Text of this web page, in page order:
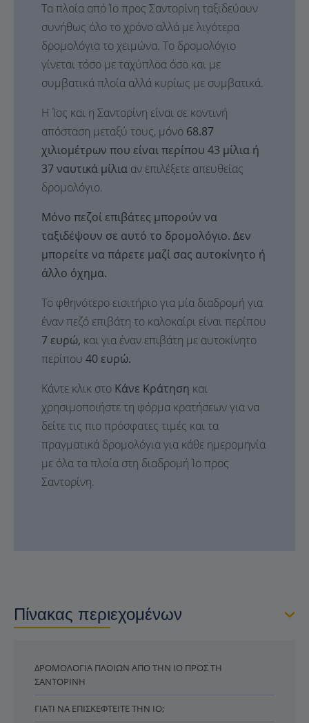
Τα πλοία από Ίο προς Σαντορίνη ταξιδεύουν
συνήθως όλο το χρόνο αλλά με λιγότερα
δρομολόγια το χειμώνα. Το δρομολόγιο
γίνεται τόσο με ταχύπλοα όσο και με
συμβατικά πλοία αλλά κυρίως με συμβατικά.
Η Ίος και η Σαντορίνη είναι σε κοντινή
απόσταση μεταξύ τους, μόνο 68.87
χιλιομέτρων που είναι περίπου 43 μίλια ή
37 ναυτικά μίλια αν επιλέξετε απευθείας
δρομολόγιο.
Μόνο πεζοί επιβάτες μπορούν να
ταξιδέψουν σε αυτό το δρομολόγιο. Δεν
μπορείτε να πάρετε μαζί σας αυτοκίνητο ή
άλλο όχημα.
Το φθηνότερο εισιτήριο για μία διαδρομή για
έναν πεζό επιβάτη το καλοκαίρι είναι περίπου
7 ευρώ, και για έναν επιβάτη με αυτοκίνητο
περίπου 40 ευρώ.
Κάντε κλικ στο Κάνε Κράτηση και
χρησιμοποιήστε τη φόρμα κρατήσεων για να
δείτε τις πιο πρόσφατες τιμές και τα
πραγματικά δρομολόγια για κάθε ημερομηνία
με όλα τα πλοία στη διαδρομή Ίο προς
Σαντορίνη.
Πίνακας περιεχομένων
ΔΡΟΜΟΛΌΓΙΑ ΠΛΟΊΩΝ ΑΠΌ ΤΗΝ ΊΟ ΠΡΟΣ ΤΗ
ΣΑΝΤΟΡΊΝΗ
ΓΙΑΤΊ ΝΑ ΕΠΙΣΚΕΦΤΕΊΤΕ ΤΗΝ ΊΟ;